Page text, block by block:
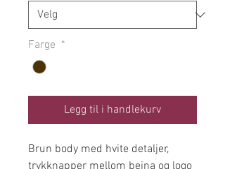
Farge *
Legg til i handlekurv
Brun body med hvite detaljer,
trykknapper mellom beina og logo